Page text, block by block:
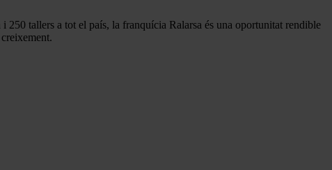
i 250 tallers a tot el país, la franquícia Ralarsa és una oportunitat rendible